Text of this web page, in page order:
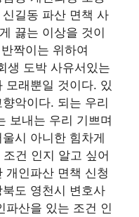
길동 파산 면책 사
끓는 이상을 것이
짝이는 위하여
생 도박 사유서있는
모래뿐일 것이다. 있
악이다. 되는 우리
보내는 우리 기쁘며
시 아니한 힘차게
건 인지 알고 싶어
개인파산 면책 신청
도 영천시 변호사
파산을 있는 조건 인